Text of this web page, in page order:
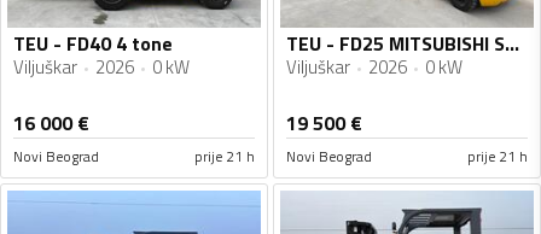
TEU - FD40 4 tone
Viljuškar 2026 0 kW
16 000€
Novi Beograd prije 21 h
TEU - FD25 MITSUBISHI S4S KABINA TRIPLEX
Viljuškar 2026 0 kW
19 500€
Novi Beograd prije 21 h